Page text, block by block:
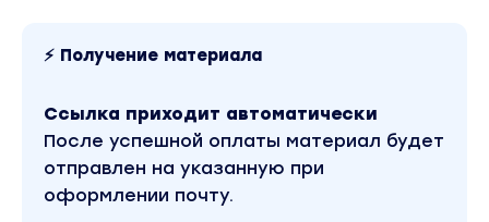
⚡ Получение материала
Ссылка приходит автоматически
После успешной оплаты материал будет
отправлен на указанную при
оформлении почту.